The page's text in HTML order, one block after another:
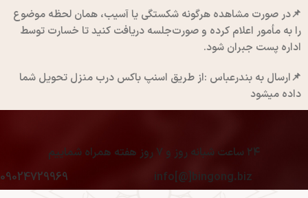
📌در صورت مشاهده هرگونه شکستگی یا آسیب، همان لحظه موضوع
را به مأمور اعلام کرده و صورت‌جلسه دریافت کنید تا خسارت توسط
اداره پست جبران شود.
📌ارسال به بندرعباس :از طریق اسنپ باکس درب منزل تحویل شما
داده میشود
۲۴ ساعت شبانه روز و ۷ روز هفته همراه شماییم
info[@]bingong.biz
09024729969